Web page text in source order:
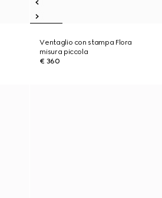
Ventaglio con stampa Flora
misura piccola
€ 360